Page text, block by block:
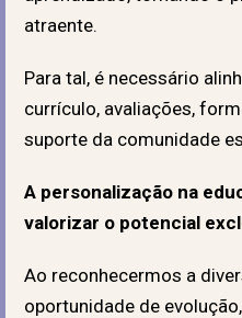
atraente.
Para tal, é necessário
currículo, avaliações,
suporte da comunidade
A personalização na
valorizar o potencial
Ao reconhecermos a
oportunidade de